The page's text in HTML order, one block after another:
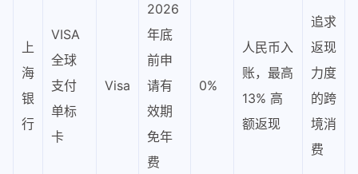
上
海
银
行
VISA
全球
支付
单标
卡
Visa
2026
年底
前申
请有
效期
免年
费
0%
人民币入
账，最高
13% 高
额返现
追求
返现
力度
的跨
境消
费